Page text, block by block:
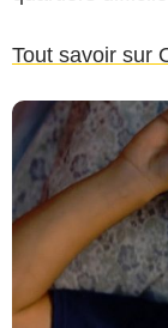
Tout savoir sur